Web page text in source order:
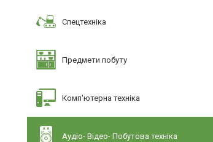
Спецтехніка
Предмети побуту
Комп'ютерна техніка
Аудіо- Відео- Побутова техніка